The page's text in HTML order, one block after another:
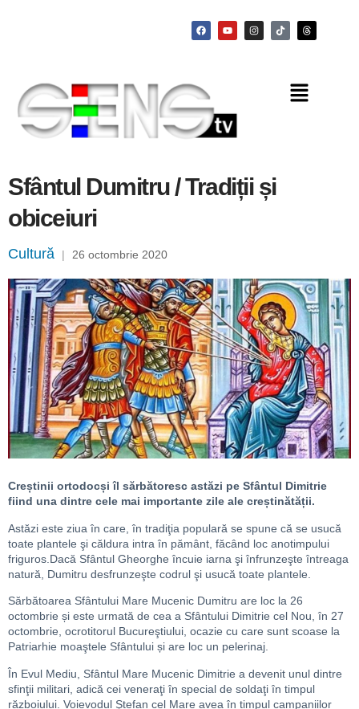
Sfântul Dumitru / Tradiții și
obiceiuri
Cultură | 26 octombrie 2020
Creștinii ortodocși îl sărbătoresc astăzi pe Sfântul Dimitrie
fiind una dintre cele mai importante zile ale creștinătății.
Astăzi este ziua în care, în tradiţia populară se spune că se usucă
toate plantele şi căldura intra în pământ, făcând loc anotimpului
friguros.Dacă Sfântul Gheorghe încuie iarna şi înfrunzeşte întreaga
natură, Dumitru desfrunzeşte codrul şi usucă toate plantele.
Sărbătoarea Sfântului Mare Mucenic Dumitru are loc la 26
octombrie și este urmată de cea a Sfântului Dimitrie cel Nou, în 27
octombrie, ocrotitorul Bucureştiului, ocazie cu care sunt scoase la
Patriarhie moaştele Sfântului și are loc un pelerinaj.
În Evul Mediu, Sfântul Mare Mucenic Dimitrie a devenit unul dintre
sfinţii militari, adică cei veneraţi în special de soldaţi în timpul
războiului. Voievodul Ştefan cel Mare avea în timpul campaniilor